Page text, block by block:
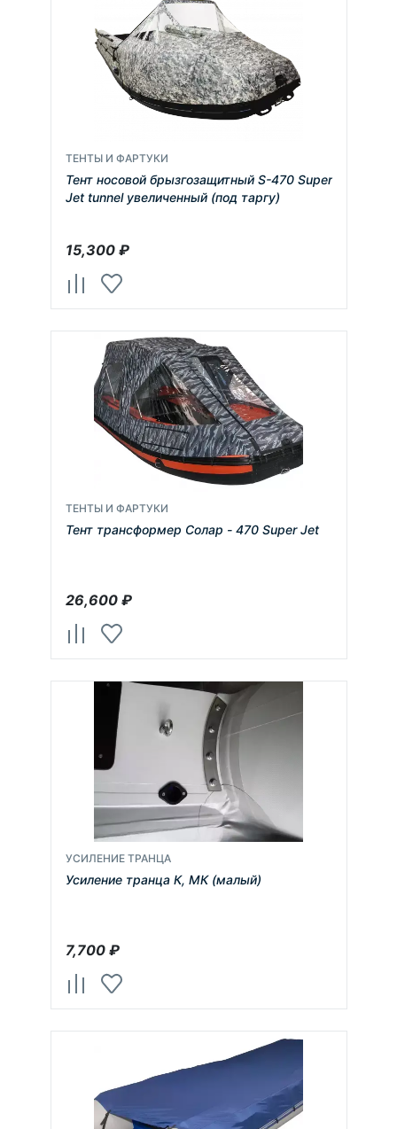
ТЕНТЫ И ФАРТУКИ
Тент носовой брызгозащитный S-470 Super
Jet tunnel увеличенный (под таргу)
15,300₽
ТЕНТЫ И ФАРТУКИ
Тент трансформер Солар - 470 Super Jet
26,600₽
УСИЛЕНИЕ ТРАНЦА
Усиление транца К, МК (малый)
7,700₽